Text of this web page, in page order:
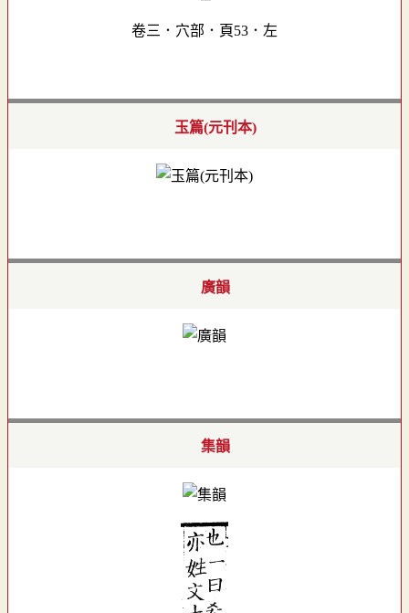
卷三．穴部．頁53．左
玉篇(元刊本)
廣韻
集韻